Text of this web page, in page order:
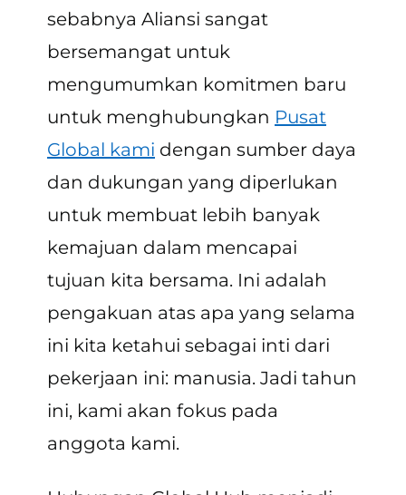
sebabnya Aliansi sangat
bersemangat untuk
mengumumkan komitmen baru
untuk menghubungkan Pusat
Global kami dengan sumber daya
dan dukungan yang diperlukan
untuk membuat lebih banyak
kemajuan dalam mencapai
tujuan kita bersama. Ini adalah
pengakuan atas apa yang selama
ini kita ketahui sebagai inti dari
pekerjaan ini: manusia. Jadi tahun
ini, kami akan fokus pada
anggota kami.